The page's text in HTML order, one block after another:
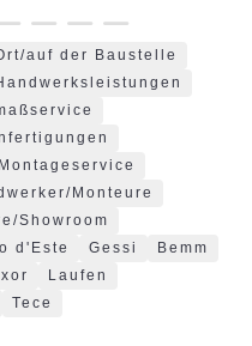
auf der Baustelle
Montageservice
Monteure
Showroom
d'Este Gessi
Bemm
Laufen
Tece